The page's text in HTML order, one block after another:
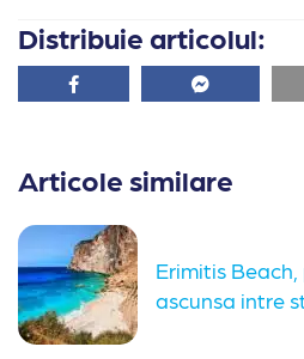
Distribuie articolul:
Facebook Facebook
Articole similare
Erimitis
ascunsa intre